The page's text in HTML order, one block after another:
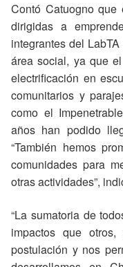
Contó Catuogno que
dirigidas a
integrantes del
área social, ya que
electrificación en
comunitarios y
como el
años han podido
“También hemos
comunidades para
otras actividades”,
“La sumatoria de
impactos que
postulación y nos